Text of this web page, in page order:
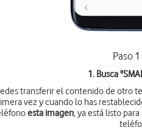
Paso
1. Busca "
transferir el contenido de otro
vez y cuando lo has
esta imagen, ya está listo